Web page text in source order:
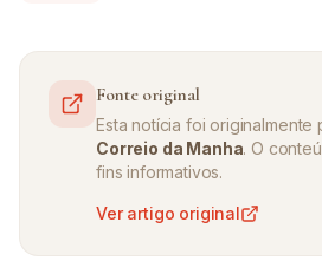
Fonte original
Esta notícia foi originalmente
Correio da Manha. O
fins informativos.
Ver artigo original